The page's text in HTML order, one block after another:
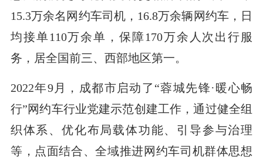
15.3万余名网约车司机，16.8万余辆网约车，日
均接单110万余单，保障170万余人次出行服
务，居全国前三、西部地区第一。
2022年9月，成都市启动了“蓉城先锋·暖心畅
行”网约车行业党建示范创建工作，通过健全组
织体系、优化布局载体功能、引导参与治理
等，点面结合、全域推进网约车司机群体思想